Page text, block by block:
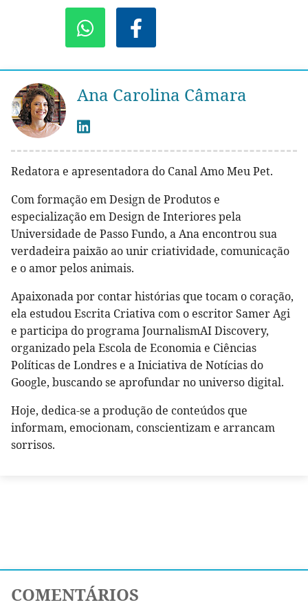
Ana Carolina Câmara
Redatora e apresentadora do Canal Amo Meu Pet.
Com formação em Design de Produtos e
especialização em Design de Interiores pela
Universidade de Passo Fundo, a Ana encontrou sua
verdadeira paixão ao unir criatividade, comunicação
e o amor pelos animais.
Apaixonada por contar histórias que tocam o coração,
ela estudou Escrita Criativa com o escritor Samer Agi
e participa do programa JournalismAI Discovery,
organizado pela Escola de Economia e Ciências
Políticas de Londres e a Iniciativa de Notícias do
Google, buscando se aprofundar no universo digital.
Hoje, dedica-se a produção de conteúdos que
informam, emocionam, conscientizam e arrancam
sorrisos.
COMENTÁRIOS